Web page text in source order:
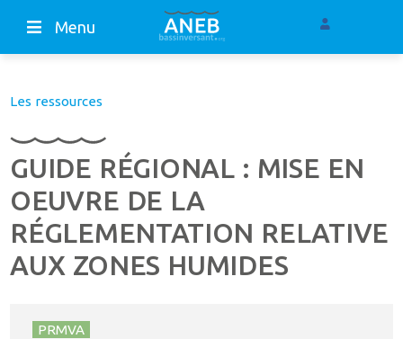
Menu
Les ressources
GUIDE RÉGIONAL : MISE EN
OEUVRE DE LA
RÉGLEMENTATION RELATIVE
AUX ZONES HUMIDES
PRMVA